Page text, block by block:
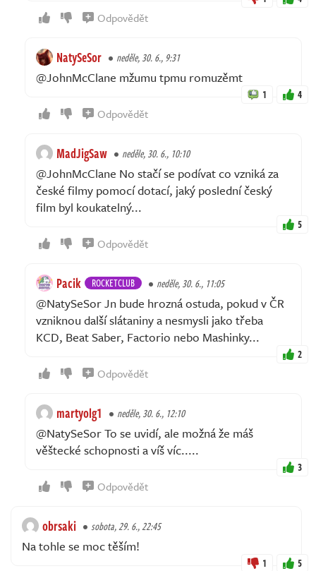
Odpovědět
NatySeSor neděle, 30. 6., 9:31
@JohnMcClane mžumu tpmu romuzěmt
1 4
Odpovědět
MadJigSaw neděle, 30. 6., 10:10
@JohnMcClane No stačí se podívat co vzniká za
české filmy pomocí dotací, jaký poslední český
film byl koukatelný...
5
Odpovědět
Pacik ROCKETCLUB neděle, 30. 6., 11:05
@NatySeSor Jn bude hrozná ostuda, pokud v ČR
vzniknou další slátaniny a nesmysli jako třeba
KCD, Beat Saber, Factorio nebo Mashinky...
2
Odpovědět
martyolg1 neděle, 30. 6., 12:10
@NatySeSor To se uvidí, ale možná že máš
věštecké schopnosti a víš víc.....
3
Odpovědět
obrsaki sobota, 29. 6., 22:45
Na tohle se moc těším!
1 5